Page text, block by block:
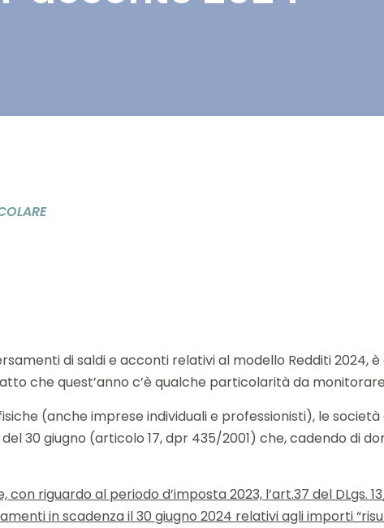
di saldi e acconti relativi al modello Redditi 2024,
che quest’anno c’è qualche particolarità da
(anche imprese individuali e professionisti), le
30 giugno (articolo 17, dpr 435/2001) che, cadendo di
riguardo al periodo d’imposta 2023, l’art.37 del DLgs.
in scadenza il 30 giugno 2024 relativi agli importi